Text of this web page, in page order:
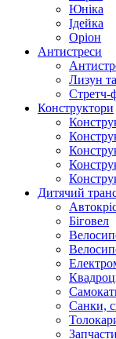
Юніка
Ідейка
Оріон
Антистреси
Лизун
Стретч-
Конструктори
Дитячий
Біговел
Санки,